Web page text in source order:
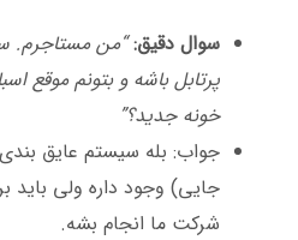
سوال دقیق: “من مستاجرم.
پرتابل باشه و بتونم موقع
خونه جدید؟”
جواب: بله سیستم عایق
جایی) وجود داره ولی باید
شرکت ما انجام بشه.